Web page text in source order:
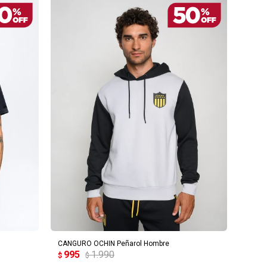
CANGURO OCHIN Peñarol Hombre
$ 995 $ 1.990
AGREGAR AL CARRITO